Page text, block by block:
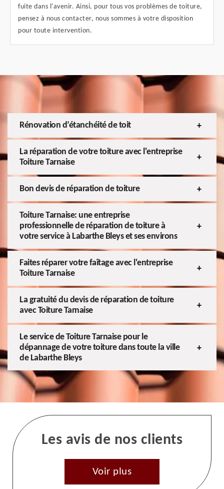
fuite dans l'avenir. Ainsi, pour tous vos problèmes de toiture,
pensez à nous contacter, nous sommes à votre disposition
pour toute intervention.
Rénovation d’étanchéité de toit
La réparation de votre toiture avec l'entreprise
Toiture Tarnaise
Bon devis de réparation de toiture
Toiture Tarnaise: une entreprise
professionnelle de réparation de toiture à
votre service à Labarthe Bleys et ses environs
Faites réparer votre faîtage avec l'entreprise
Toiture Tarnaise
La gratuité du devis de réparation de toiture
avec Toiture Tarnaise
Le service de Toiture Tarnaise pour le
dépannage de votre toiture dans toute la ville
de Labarthe Bleys
Les avis de nos clients
Voir plus